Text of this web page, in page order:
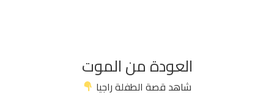
العودة من الموت
شاهد قصة الطفلة راجيا